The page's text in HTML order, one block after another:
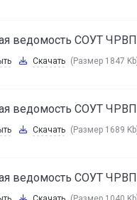
ведомость СОУТ
Скачать (Размер 1847
ведомость СОУТ
Скачать (Размер 1689
ведомость СОУТ